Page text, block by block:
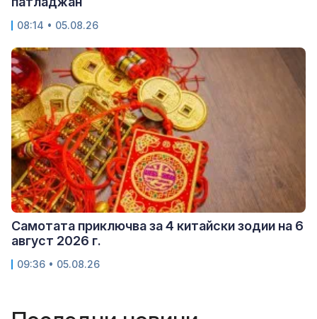
08:14 • 05.08.26
Самотата приключва за 4 китайски зодии на 6
август 2026 г.
09:36 • 05.08.26